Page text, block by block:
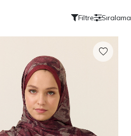
Filtre Sıralama